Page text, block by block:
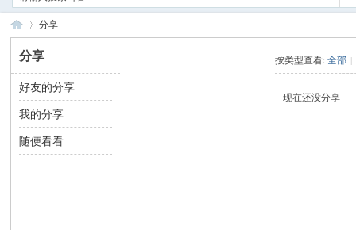
大 ›
分享
分享
好友的分享
我的分享
随便看看
按类型查看:全部 |
现在还没分享